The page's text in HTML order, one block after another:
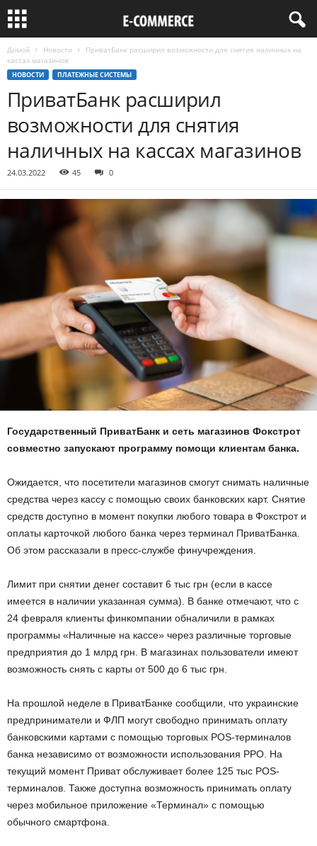
Домой Новости
ПриватБанк расширил возможности для снятия наличных на
кассах магазинов
НОВОСТИ ПЛАТЕЖНЫЕ СИСТЕМЫ
ПриватБанк расширил
возможности для снятия
наличных на кассах магазинов
24.03.2022 45 0
Государственный ПриватБанк и сеть магазинов Фокстрот
совместно запускают программу помощи клиентам банка.
Ожидается, что посетители магазинов смогут снимать наличные
средства через кассу с помощью своих банковских карт. Снятие
средств доступно в момент покупки любого товара в Фокстрот и
оплаты карточкой любого банка через терминал ПриватБанка.
Об этом рассказали в пресс-службе финучреждения.
Лимит при снятии денег составит 6 тыс грн (если в кассе
имеется в наличии указанная сумма). В банке отмечают, что с
24 февраля клиенты финкомпании обналичили в рамках
программы «Наличные на кассе» через различные торговые
предприятия до 1 млрд грн. В магазинах пользователи имеют
возможность снять с карты от 500 до 6 тыс грн.
На прошлой неделе в ПриватБанке сообщили, что украинские
предприниматели и ФЛП могут свободно принимать оплату
банковскими картами с помощью торговых POS-терминалов
банка независимо от возможности использования РРО. На
текущий момент Приват обслуживает более 125 тыс POS-
терминалов. Также доступна возможность принимать оплату
через мобильное приложение «Терминал» с помощью
обычного смартфона.